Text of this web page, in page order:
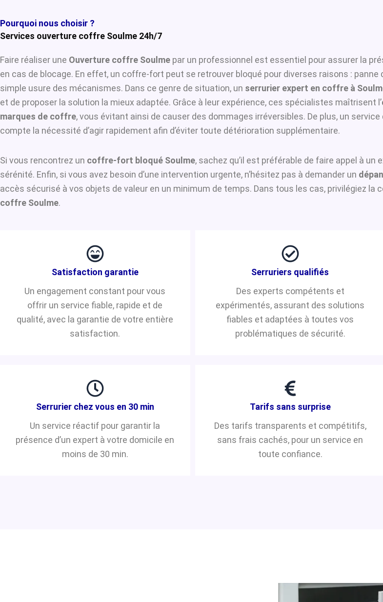
Pourquoi nous choisir ?
Services ouverture coffre Soulme 24h/7
Faire réaliser une Ouverture coffre Soulme par un professionnel est essentiel pour assurer la
en cas de blocage. En effet, un coffre-fort peut se retrouver bloqué pour diverses raisons :
simple usure des mécanismes. Dans ce genre de situation, un serrurier expert en coffre à
et de proposer la solution la mieux adaptée. Grâce à leur expérience, ces spécialistes maîtrisent l’
marques de coffre, vous évitant ainsi de causer des dommages irréversibles. De plus, un service
compte la nécessité d’agir rapidement afin d’éviter toute détérioration supplémentaire.
Si vous rencontrez un coffre-fort bloqué Soulme, sachez qu’il est préférable de faire appel à un
sérénité. Enfin, si vous avez besoin d’une intervention urgente, n’hésitez pas à demander un
accès sécurisé à vos objets de valeur en un minimum de temps. Dans tous les cas, privilégiez la
coffre Soulme.
Satisfaction garantie
Un engagement constant pour vous
offrir un service fiable, rapide et de
qualité, avec la garantie de votre entière
satisfaction.
Serruriers qualifiés
Des experts compétents et
expérimentés, assurant des solutions
fiables et adaptées à toutes vos
problématiques de sécurité.
Serrurier chez vous en 30 min
Un service réactif pour garantir la
présence d’un expert à votre domicile en
moins de 30 min.
Tarifs sans surprise
Des tarifs transparents et compétitifs,
sans frais cachés, pour un service en
toute confiance.